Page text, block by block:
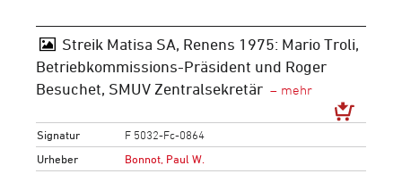
Streik Matisa SA, Renens 1975: Mario Troli,
Betriebkommissions-Präsident und Roger
Besuchet, SMUV Zentralsekretär
Signatur
F 5032-Fc-0864
Urheber
Bonnot, Paul W.